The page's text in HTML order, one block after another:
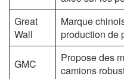
Great
Wall
Marque
production de
GMC
Propose des
camions